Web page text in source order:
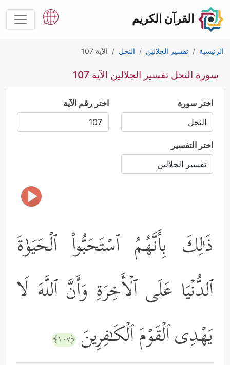
القرآن الكريم
الرئيسية تفسير الجلالين النحل الآية 107
سورة النحل تفسير الجلالين الآية 107
اختر سورة اختر رقم الآية
اختر التفسير
ذَ ٰ⁠لِكَ بِأَنَّهُمُ ٱسۡتَحَبُّواْ ٱلۡحَیَوٰةَ
ٱلدُّنۡیَا عَلَى ٱلۡأَخِرَةِ وَأَنَّ ٱللَّهَ لَا
یَهۡدِی ٱلۡقَوۡمَ ٱلۡكَـٰفِرِینَ ﴿١٠٧﴾